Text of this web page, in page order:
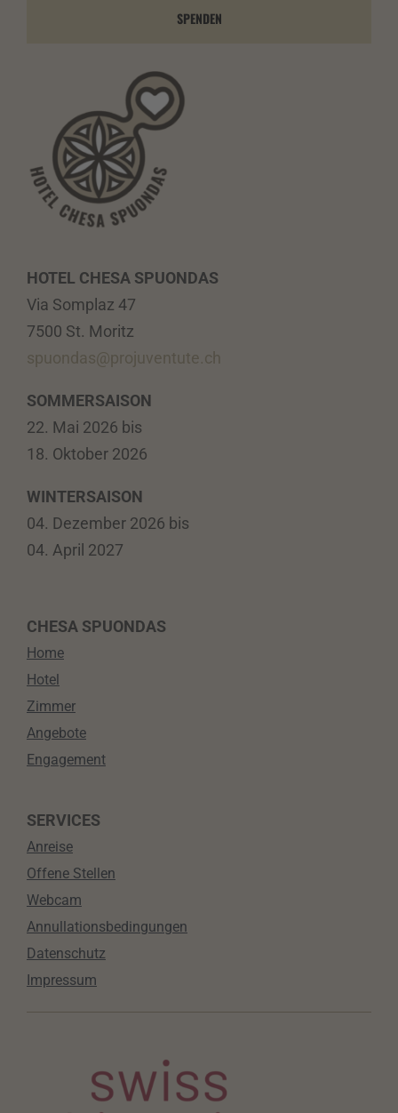
SPENDEN
HOTEL CHESA SPUONDAS
Via Somplaz 47
7500 St. Moritz
spuondas@projuventute.ch
SOMMERSAISON
22. Mai 2026 bis
18. Oktober 2026
WINTERSAISON
04. Dezember 2026 bis
04. April 2027
CHESA SPUONDAS
Home
Hotel
Zimmer
Angebote
Engagement
SERVICES
Anreise
Offene Stellen
Webcam
Annullationsbedingungen
Datenschutz
Impressum